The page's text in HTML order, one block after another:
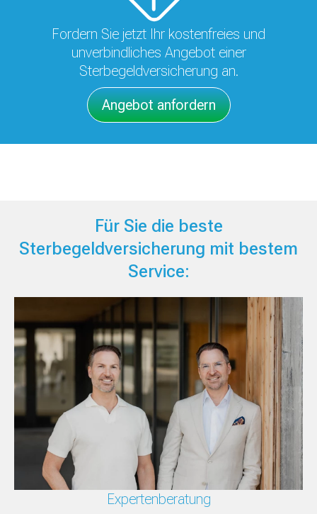
Fordern Sie jetzt Ihr kostenfreies und
unverbindliches Angebot einer
Sterbegeldversicherung an.
Angebot anfordern
Für Sie die beste
Sterbegeldversicherung mit bestem
Service:
Expertenberatung